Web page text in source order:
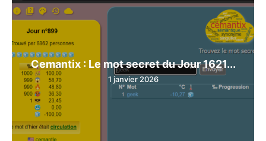
Cemantix : Le mot secret du Jour 1621...
1 janvier 2026